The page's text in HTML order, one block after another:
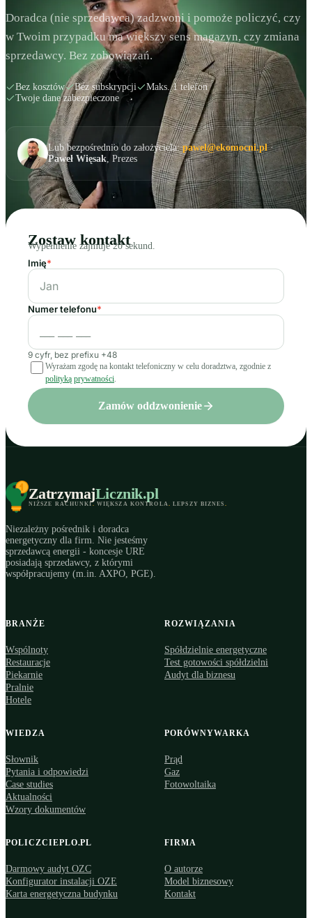
Doradca (nie sprzedawca) zadzwoni i pomoże policzyć, czy
w Twoim przypadku ma większy sens magazyn, czy zmiana
sprzedawcy. Bez zobowiązań.
Bez kosztów Bez subskrypcji
Maks. 1 telefon
Twoje dane zabezpieczone
Lub bezpośrednio do założyciela:pawel@ekomocni.pl·
Paweł Więsak, Prezes
Zostaw kontakt
Wypełnienie zajmuje 20 sekund.
Imię*
Numer telefonu*
9 cyfr, bez prefixu +48
Wyrażam zgodę na kontakt telefoniczny w celu doradztwa, zgodnie z
polityką prywatności.
Zamów oddzwonienie
ZatrzymajLicznik.pl
NIŻSZE RACHUNKI. WIĘKSZA KONTROLA. LEPSZY BIZNES .
Niezależny pośrednik i doradca
energetyczny dla firm. Nie jesteśmy
sprzedawcą energii - koncesje URE
posiadają sprzedawcy, z którymi
współpracujemy (m.in. AXPO, PGE).
BRANŻE
Wspólnoty
Restauracje
Piekarnie
Pralnie
Hotele
ROZWIĄZANIA
Spółdzielnie energetyczne
Test gotowości spółdzielni
Audyt dla biznesu
WIEDZA
Słownik
Pytania i odpowiedzi
Case studies
Aktualności
Wzory dokumentów
PORÓWNYWARKA
Prąd
Gaz
Fotowoltaika
POLICZCIEPLO.PL
Darmowy audyt OZC
Konfigurator instalacji OZE
Karta energetyczna budynku
FIRMA
O autorze
Model biznesowy
Kontakt